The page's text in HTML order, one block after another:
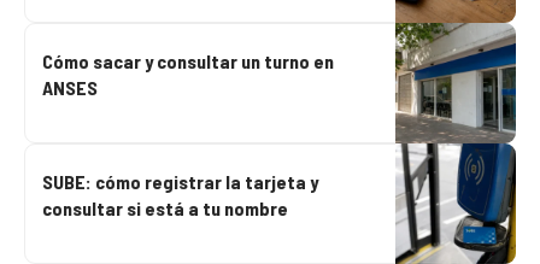
Cómo sacar y consultar un turno en
ANSES
SUBE: cómo registrar la tarjeta y
consultar si está a tu nombre